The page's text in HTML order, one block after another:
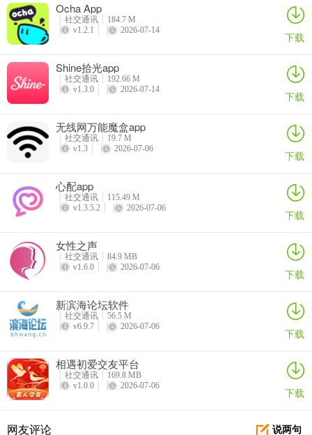
如果你想取消川娇网的回复，其实操作并不复杂。在川娇网app里，
当你发表了回复后，若想取消，通常在回复内容的旁边会有相应的删
啦。这一功能能很好地解决用户误操作回复或者想要修改已发表回复
内容的问题。比如你可能在回复时不小心说错了话，或者后来发现有
更合适的表达，就可以通过这个取消回复的功能及时修正。它为用户
己的想法，不用担心误发或错误回复带来的困扰，能够更顺畅地参与
社区互动，分享自己关于成都楼风、桑拿洗浴等各类信息，享受便捷
川娇网(成都交流平台)常见问题
Ocha App
社交通讯
184.7 M
v1.2.1
2026-07-14 下载
Shine拾光app
社交通讯
192.66 M
v1.3.0
2026-07-14 下载
无线网万能魔盒app
社交通讯
19.7 M
v1.3
2026-07-06 下载
心配app
社交通讯
115.49 M
v1.3.5.2
2026-07-06 下载
女性之声
社交通讯
84.9 MB
v1.6.0
2026-07-06 下载
新滨海论坛软件
社交通讯
56.5 M
v6.9.7
2026-07-06 下载
相遇初爱交友平台
社交通讯
169.8 MB
v1.0.0
2026-07-06 下载
说两句
网友评论